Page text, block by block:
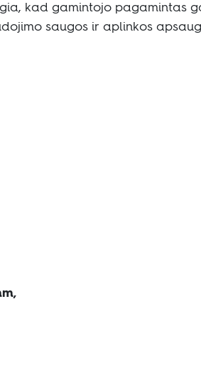
kad gamintojo pagamintas
saugos ir aplinkos